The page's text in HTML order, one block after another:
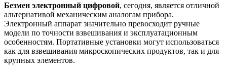
Безмен электронный цифровой, сегодня, является отличной
альтернативой механическим аналогам прибора.
Электронный аппарат значительно превосходит ручные
модели по точности взвешивания и эксплуатационным
особенностям. Портативные установки могут использоваться
как для взвешивания микроскопических продуктов, так и для
крупных элементов.